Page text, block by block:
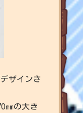
ザインさ
㎜の大き